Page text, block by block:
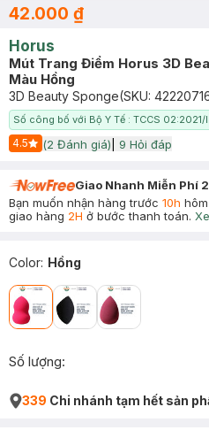
42.000 ₫
Horus
Mút Trang Điểm Horus 3D
Màu Hồng
3D Beauty Sponge(SKU:
Số công bố với Bộ Y Tế : TCCS 02:2021/
4.5
Start Icon
(2 Đánh giá) 9 Hỏi đáp
Giao Nhanh Miễn Phí
Bạn muốn nhận hàng trước 10h
giao hàng 2H ở bước thanh toán.
Color: Hồng
Số lượng:
339 Chi nhánh tạm hết sản